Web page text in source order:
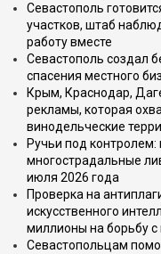
Севастополь
участков, штаб
работу вместе
Севастополь создал
спасения местного
Крым, Краснодар,
рекламы, которая
винодельческие
Ручьи под контролем:
многострадальные
июля 2026 года
Проверка на
искусственного
миллионы на борьбу
Севастопольцам